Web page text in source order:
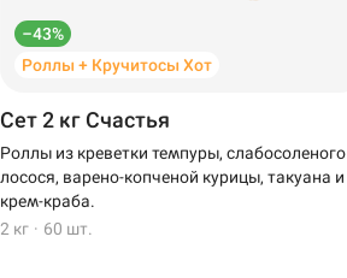
–43%
Роллы + Кручитосы Хот
Сет 2 кг Счастья
Роллы из креветки темпуры, слабосоленого
лосося, варено-копченой курицы, такуана и
крем-краба.
2 кг · 60 шт.